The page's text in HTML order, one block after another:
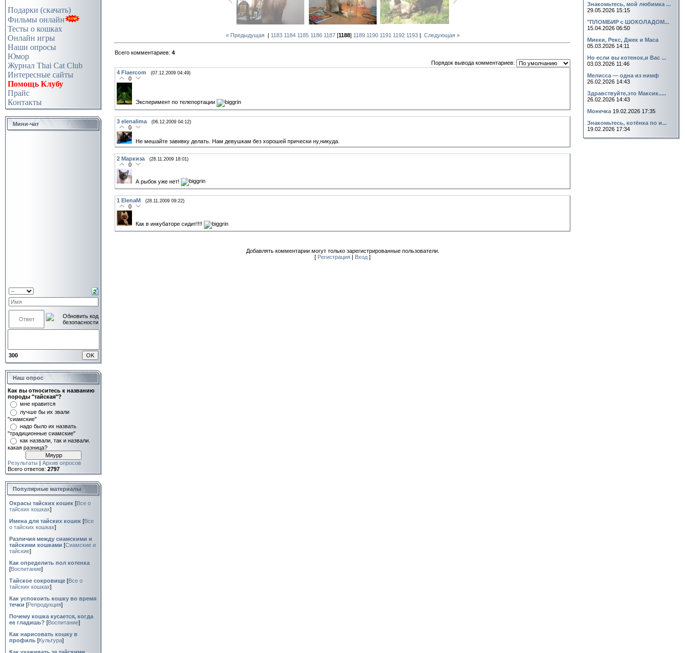
Подарки (скачать)
Фильмы онлайн
Тесты о кошках
Онлайн игры
Наши опросы
Юмор
Журнал Thai Cat Club
Интересные сайты
Помощь Клубу
Прайс
Контакты
Мини-чат
300
Наш опрос
Как вы относитесь к названию
породы "тайская"?
мне нравится
лучше бы их звали
"сиамские"
надо было их назвать
"традиционные сиамские"
как назвали, так и назвали.
какая разница?
Результаты | Архив опросов
Всего ответов: 2797
Популярные материалы
Окрасы тайских кошек [Все о
тайских кошках]
Имена для тайских кошек [Все
о тайских кошках]
Различия между сиамскими и
тайскими кошками [Сиамские и
тайские]
Как определить пол котенка
[Воспитание]
Тайское сокровище [Все о
тайских кошках]
Как успокоить кошку во время
течки [Репродукция]
Почему кошка кусается, когда
ее гладишь? [Воспитание]
Как нарисовать кошку в
профиль [Культура]
« Предыдущая| 1183 1184 1185 1186 1187[1188] 1189 1190 1191 1192 1193| Следующая »
Всего комментариев: 4
Порядок вывода комментариев:
4 Flaercom (07.12.2009 04:49)
0
Эксперимент по телепортации
3 elenalima (06.12.2009 04:12)
0
Не мешайте завивку делать. Нам девушкам без хорошей прически ну,никуда.
2 Маркиза (28.11.2009 18:01)
0
А рыбок уже нет!
1 ElenaM (28.11.2009 09:22)
0
Как в инкубаторе сидит!!!!
Добавлять комментарии могут только зарегистрированные пользователи.
[ Регистрация Вход ]
Знакомьтесь, мой любимка ...
29.05.2026 15:15
"ПЛОМБИР с ШОКОЛАДОМ...
15.04.2026 06:50
Микки, Рекс, Джек и Маса
05.03.2026 14:11
Но если вы котенок,и Вас ...
03.03.2026 11:46
Мелисса — одна из нимф
26.02.2026 14:43
Здравствуйте,это Максик.....
26.02.2026 14:43
Монечка 19.02.2026 17:35
Знакомьтесь, котёнка по и...
19.02.2026 17:34